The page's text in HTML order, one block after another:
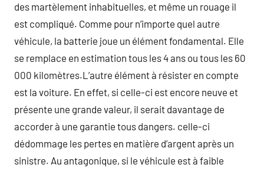
des martèlement inhabituelles, et même un rouage il
est compliqué. Comme pour n’importe quel autre
véhicule, la batterie joue un élément fondamental. Elle
se remplace en estimation tous les 4 ans ou tous les 60
000 kilomètres.L’autre élément à résister en compte
est la voiture. En effet, si celle-ci est encore neuve et
présente une grande valeur, il serait davantage de
accorder à une garantie tous dangers. celle-ci
dédommage les pertes en matière d’argent après un
sinistre. Au antagonique, si le véhicule est à faible